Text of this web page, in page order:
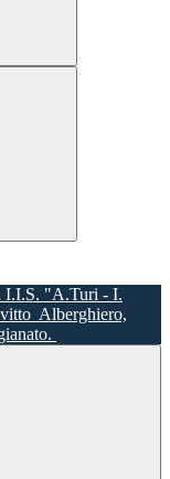
I.I.S. "A.Turi - I.
Alberghiero,